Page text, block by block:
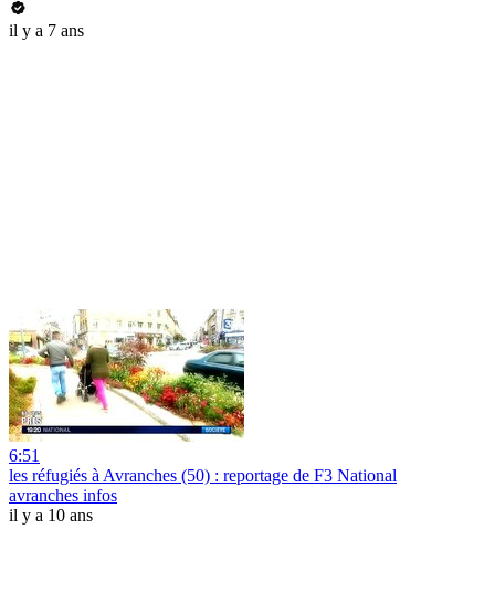
il y a 7 ans
6:51
les réfugiés à Avranches (50) : reportage de F3 National
avranches infos
il y a 10 ans